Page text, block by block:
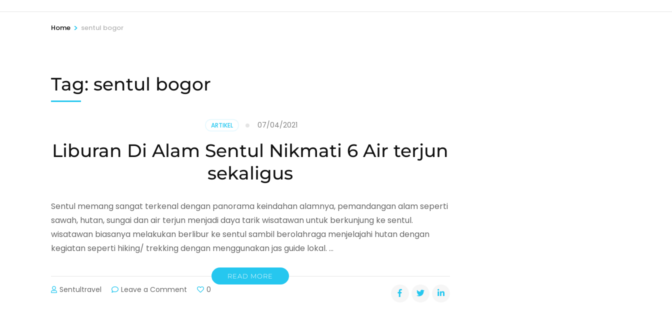
Home > sentul bogor
Tag: sentul bogor
ARTIKEL 07/04/2021
Liburan Di Alam Sentul Nikmati 6 Air terjun
sekaligus
Sentul memang sangat terkenal dengan panorama keindahan alamnya, pemandangan alam seperti
sawah, hutan, sungai dan air terjun menjadi daya tarik wisatawan untuk berkunjung ke sentul.
wisatawan biasanya melakukan berlibur ke sentul sambil berolahraga menjelajahi hutan dengan
kegiatan seperti hiking/ trekking dengan menggunakan jas guide lokal. …
READ MORE
Sentultravel Leave a Comment 0